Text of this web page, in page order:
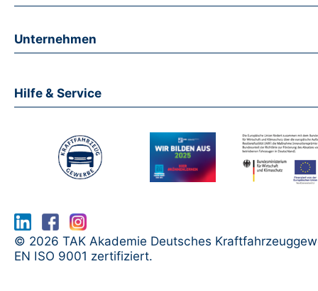
Unternehmen
Hilfe & Service
© 2026 TAK Akademie Deutsches
EN ISO 9001 zertifiziert.